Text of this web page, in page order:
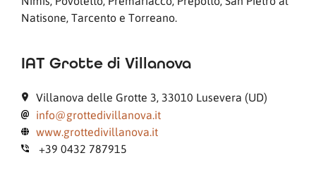
Natisone, Tarcento e Torreano.
IAT Grotte di Villanova
Villanova delle Grotte 3, 33010 Lusevera (UD)
info@grottedivillanova.it
www.grottedivillanova.it
+39 0432 787915